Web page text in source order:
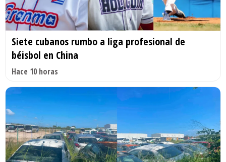
Siete cubanos rumbo a liga profesional de
béisbol en China
Hace 10 horas